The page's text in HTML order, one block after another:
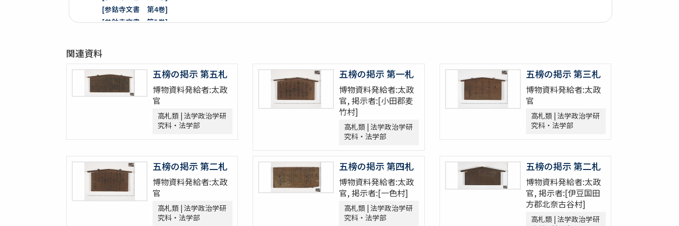
[参鈷寺文書 第4巻]
[参鈷寺文書 第5巻]
楽翁公旧蔵／参鈷寺文書留 完
[城東寺文書]
綸旨五通[城東寺文書 第1巻]
[城東寺文書 第2巻]
売券類
武家文書
[樺山家文書]
[樺山家文書 第1巻]
[樺山家文書 第2巻]
[樺山家文書 第3巻]
[樺山家文書 第4巻]
関連資料
五榜の掲示 第五札
博物資料発給者:太政
官
高札類 | 法学政治学研
究科・法学部
五榜の掲示 第一札
博物資料発給者:太政
官, 掲示者:[小田郡麦
竹村]
高札類 | 法学政治学研
究科・法学部
五榜の掲示 第三札
博物資料発給者:太政
官
高札類 | 法学政治学研
究科・法学部
五榜の掲示 第二札
博物資料発給者:太政
官
高札類 | 法学政治学研
究科・法学部
五榜の掲示 第四札
博物資料発給者:太政
官, 掲示者:[一色村]
高札類 | 法学政治学研
究科・法学部
五榜の掲示 第二札
博物資料発給者:太政
官, 掲示者:[伊豆国田
方郡北奈古谷村]
高札類 | 法学政治学研